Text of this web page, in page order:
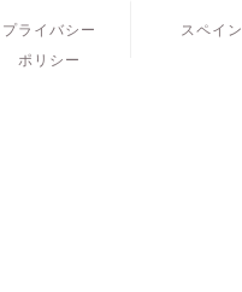
プライバシー
ポリシー
スペイン